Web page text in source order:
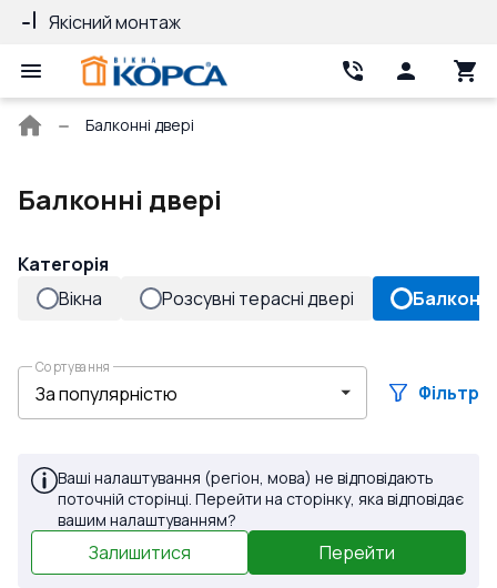
Якісний монтаж
Головна
Балконні двері
Балконні двері
Категорія
Вікна
Розсувні терасні двері
Сортування
Фільтр
Ваші налаштування (регіон, мова) не відповідають
поточній сторінці. Перейти на сторінку, яка відповідає
вашим налаштуванням?
Залишитися Перейти